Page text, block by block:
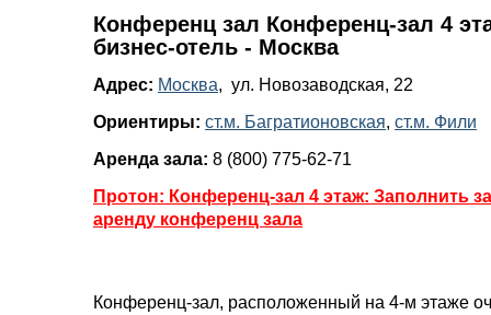
Конференц зал Конференц-зал 4
бизнес-отель - Москва
Адрес: Москва, ул. Новозаводская, 22
Ориентиры: ст.м. Багратионовская, ст.м. Фили
Аренда зала: 8 (800) 775-62-71
Протон: Конференц-зал 4 этаж: Заполнить
аренду конференц зала
Конференц-зал, расположенный на 4-м этаже